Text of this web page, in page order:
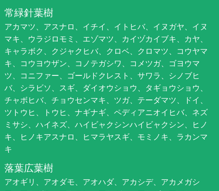
常緑針葉樹
アカマツ、アスナロ、イチイ、イトヒバ、イヌガヤ、イヌ
マキ、ウラジロモミ、エゾマツ、カイヅカイブキ、カヤ、
キャラボク、クジャクヒバ、クロベ、クロマツ、コウヤマ
キ、コウヨウザン、コノテガシワ、コメツガ、ゴヨウマ
ツ、コニファー、ゴールドクレスト、サワラ、シノブヒ
バ、シラビソ、スギ、ダイオウショウ、タギョウショウ、
チャボヒバ、チョウセンマキ、ツガ、テーダマツ、ドイ、
ツトウヒ、トウヒ、ナギナギ、ペディアニオイヒバ、ネズ
ミサシ、ハイネズ、ハイビャクシンハイビャクシン、ヒノ
キ、ヒノキアスナロ、ヒマラヤスギ、モミノキ、ラカンマ
キ
落葉広葉樹
アオギリ、アオダモ、アオハダ、アカシデ、アカメガシ